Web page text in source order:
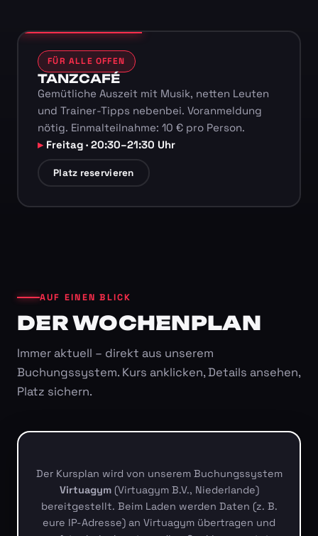
FÜR ALLE OFFEN
TANZCAFÉ
Gemütliche Auszeit mit Musik, netten Leuten
und Trainer-Tipps nebenbei. Voranmeldung
nötig. Einmalteilnahme: 10 € pro Person.
Freitag · 20:30–21:30 Uhr
Platz reservieren
AUF EINEN BLICK
DER WOCHENPLAN
Immer aktuell – direkt aus unserem
Buchungssystem. Kurs anklicken, Details ansehen,
Platz sichern.
Der Kursplan wird von unserem Buchungssystem
Virtuagym(Virtuagym B.V., Niederlande)
bereitgestellt. Beim Laden werden Daten (z. B.
eure IP-Adresse) an Virtuagym übertragen und